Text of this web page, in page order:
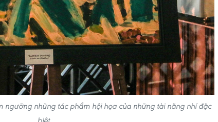
ngưỡng những tác phẩm hội họa của những tài năng nhí đặc